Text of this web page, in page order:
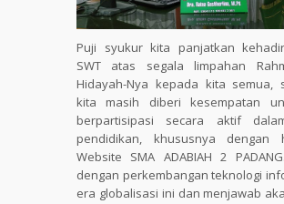
Puji syukur kita panjatkan
SWT atas segala limpahan
Hidayah-Nya kepada kita semua,
kita masih diberi kesempatan
berpartisipasi secara aktif
pendidikan, khususnya dengan
Website SMA ADABIAH 2
dengan perkembangan teknologi
era globalisasi ini dan menjawab